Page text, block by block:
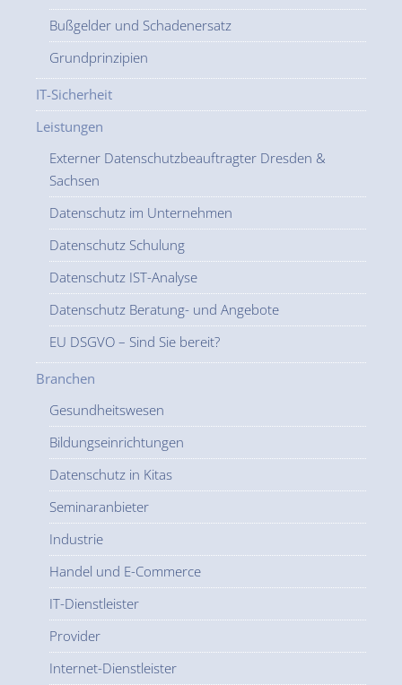
Bußgelder und Schadenersatz
Grundprinzipien
IT-Sicherheit
Leistungen
Externer Datenschutzbeauftragter Dresden &
Sachsen
Datenschutz im Unternehmen
Datenschutz Schulung
Datenschutz IST-Analyse
Datenschutz Beratung- und Angebote
EU DSGVO – Sind Sie bereit?
Branchen
Gesundheitswesen
Bildungseinrichtungen
Datenschutz in Kitas
Seminaranbieter
Industrie
Handel und E-Commerce
IT-Dienstleister
Provider
Internet-Dienstleister